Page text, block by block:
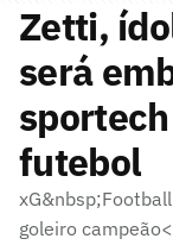
Zetti,
será
futebol
goleiro